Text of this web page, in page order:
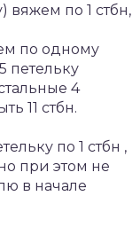
вяжем по 1 стбн,
по одному
петельку
4
11 стбн.
по 1 стбн ,
при этом не
в начале